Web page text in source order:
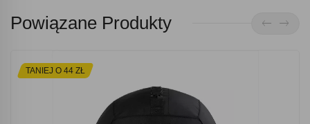
Powiązane Produkty
TANIEJ O 44 ZŁ